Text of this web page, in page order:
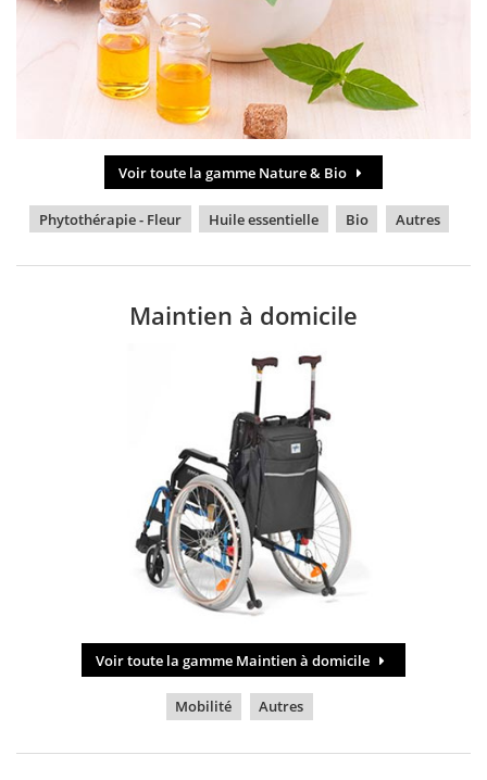
Voir toute la gamme Nature & Bio
Phytothérapie - Fleur Huile essentielle Bio Autres
Maintien à domicile
Voir toute la gamme Maintien à domicile
Mobilité Autres